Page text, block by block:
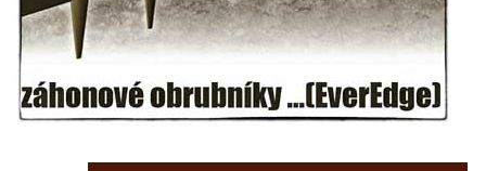
Sloupová Boží muka s reliéfy ve Skalici u
České Lípy
ulici v Českém Krumlově
Českém Krumlově